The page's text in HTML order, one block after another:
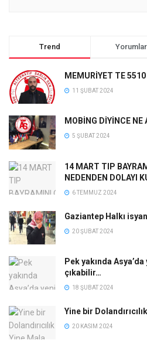
Trend Yorumlar
MEMURİYET TE
11 ŞUBAT 2024
MOBİNG DİYİNCE
5 ŞUBAT 2024
14 MART TIP
NEDENDEN DOLAYI
6 TEMMUZ 2024
Gaziantep Halkı
20 ŞUBAT 2024
Pek yakında
çıkabilir…
18 ŞUBAT 2024
Yine bir
20 KASIM 2024